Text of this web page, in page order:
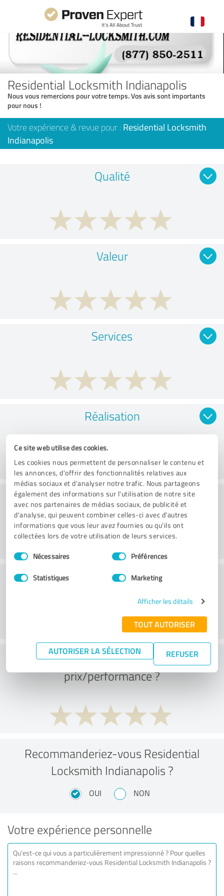
Ce site web utilise des cookies.
Les cookies nous permettent de personnaliser le contenu et
les annonces, d'offrir des fonctionnalités relatives aux
médias sociaux et d'analyser notre trafic. Nous partageons
également des informations sur l'utilisation de notre site
avec nos partenaires de médias sociaux, de publicité et
d'analyse, qui peuvent combiner celles-ci avec d'autres
informations que vous leur avez fournies ou qu'ils ont
collectées lors de votre utilisation de leurs services.
Sélection
du
Nécessaires Préférences
Statistiques Marketing
Afficher les détails
TOUT AUTORISER
AUTORISER LA SÉLECTION REFUSER
Residential Locksmith Indianapolis
Nous vous remercions pour votre temps. Vos avis sont importants
pour nous !
Votre expérience & revue pour : Residential Locksmith
Indianapolis
Qualité
Valeur
Services
Réalisation
Conseil
Service à la clientèle
Que pensez-vous du rapport
prix/performance ?
Recommanderiez-vous Residential
Locksmith Indianapolis ?
OUI NON
Votre expérience personnelle